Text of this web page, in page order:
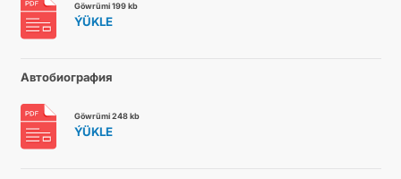
Göwrümi 199 kb
ÝÜKLE
Автобиография
Göwrümi 248 kb
ÝÜKLE